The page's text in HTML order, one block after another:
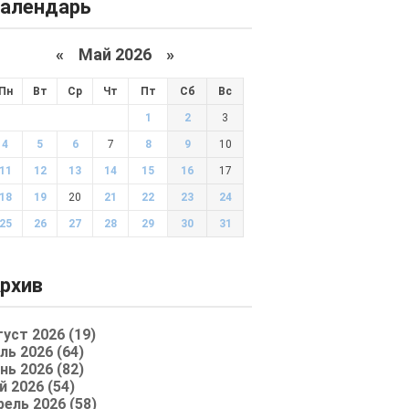
« Май 2026 »
Пн Вт Ср Чт Пт Сб Вс
1 2 3
4 5 6 7 8 9 10
11 12 13 14 15 16 17
18 19 20 21 22 23 24
25 26 27 28 29 30 31
2026 (19)
2026 (64)
2026 (82)
2026 (54)
2026 (58)